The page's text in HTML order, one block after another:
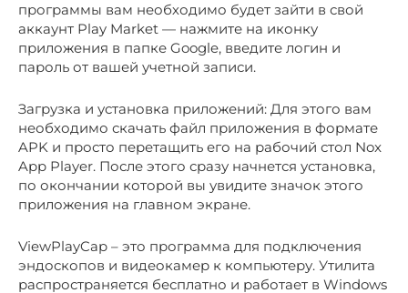
программы вам необходимо будет зайти в свой
аккаунт Play Market — нажмите на иконку
приложения в папке Google, введите логин и
пароль от вашей учетной записи.
Загрузка и установка приложений: Для этого вам
необходимо скачать файл приложения в формате
APK и просто перетащить его на рабочий стол Nox
App Player. После этого сразу начнется установка,
по окончании которой вы увидите значок этого
приложения на главном экране.
ViewPlayCap – это программа для подключения
эндоскопов и видеокамер к компьютеру. Утилита
распространяется бесплатно и работает в Windows